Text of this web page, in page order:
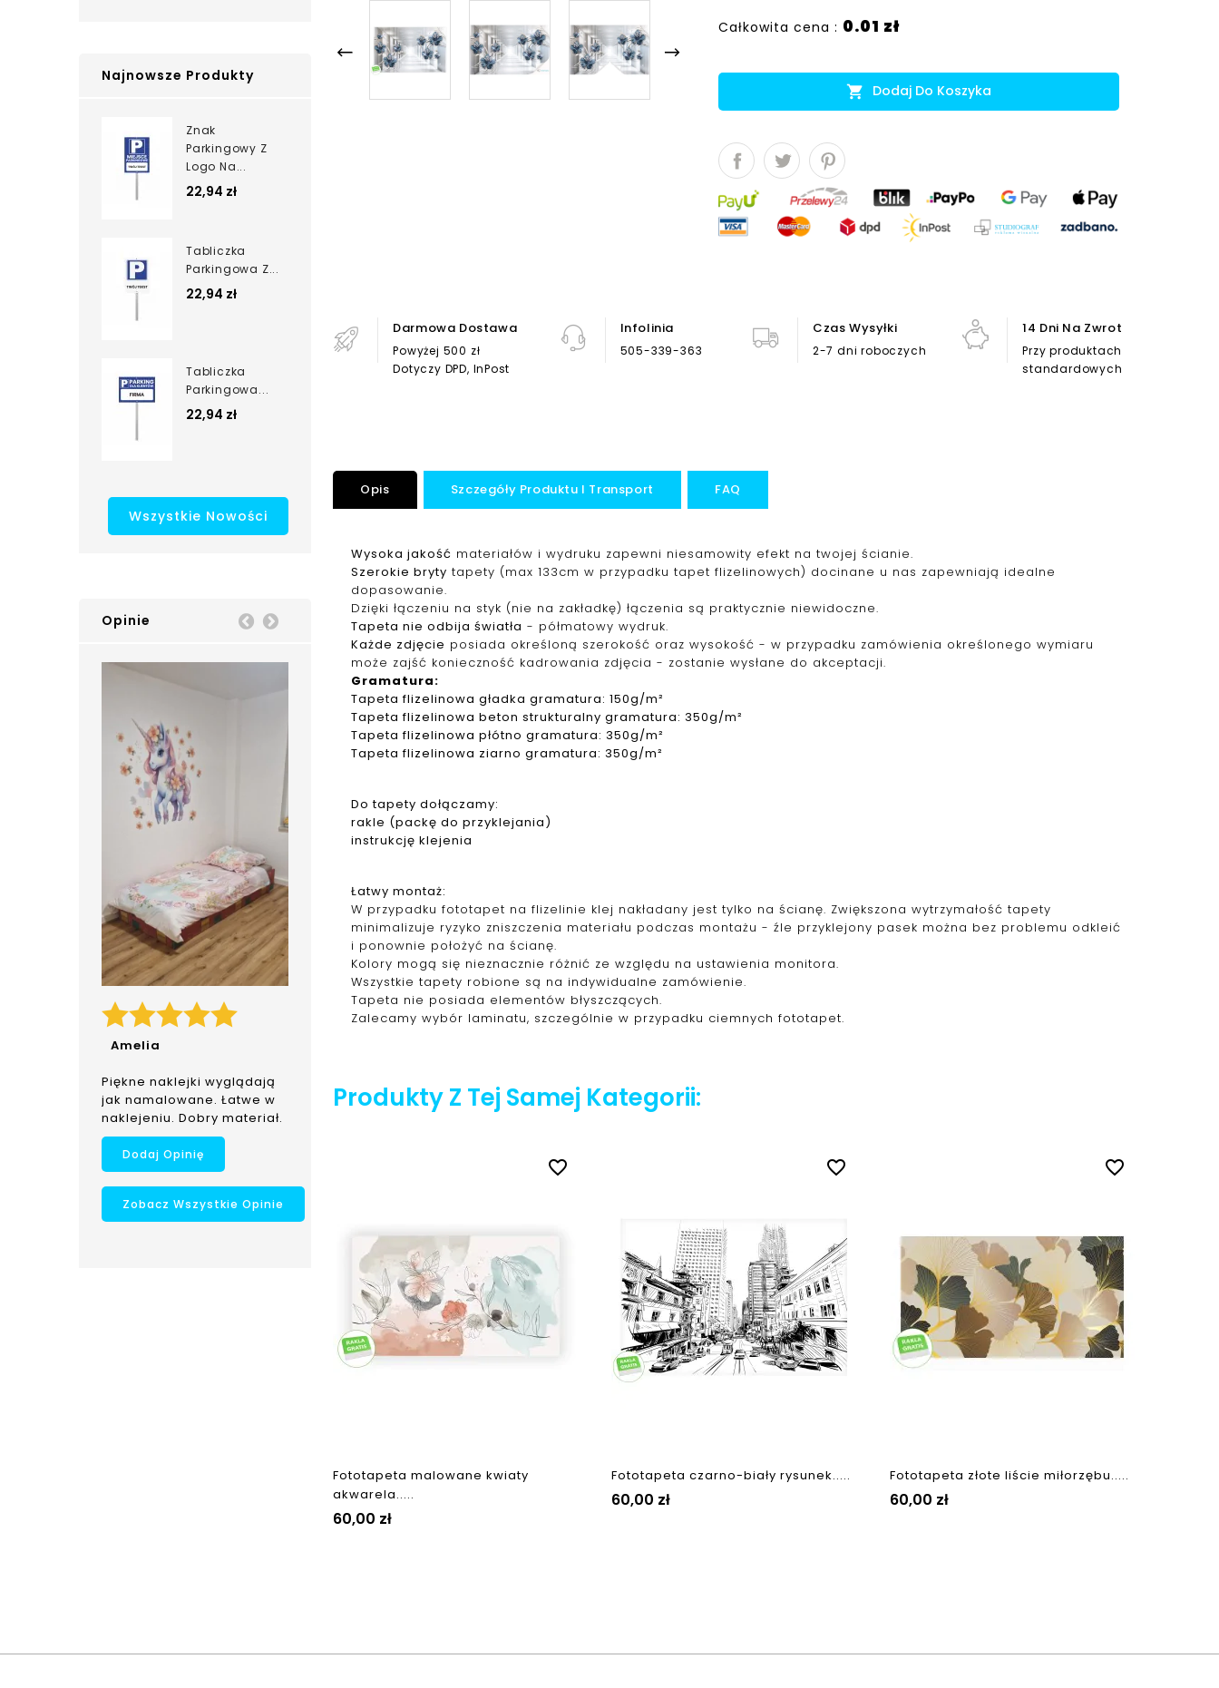
Najnowsze Produkty
Znak
Parkingowy Z
Logo Na...
22,94 zł
Tabliczka
Parkingowa Z...
22,94 zł
Tabliczka
Parkingowa...
22,94 zł
Wszystkie Nowości
Opinie
Amelia
Piękne naklejki wyglądają
jak namalowane. Łatwe w
naklejeniu. Dobry materiał.
Prev
Dodaj Opinię
Zobacz Wszystkie Opinie
Całkowita cena : 0.01 zł
 Dodaj Do Koszyka
Darmowa Dostawa
Powyżej 500 zł
Dotyczy DPD, InPost
Infolinia
505-339-363
Czas Wysyłki
2-7 dni roboczych
14 Dni Na Zwrot
Przy produktach
standardowych
Opis Szczegóły Produktu I Transport FAQ
Wysoka jakość materiałów i wydruku zapewni niesamowity efekt na twojej ścianie.
Szerokie bryty tapety (max 133cm w przypadku tapet flizelinowych) docinane u nas zapewniają idealne
dopasowanie.
Dzięki łączeniu na styk (nie na zakładkę) łączenia są praktycznie niewidoczne.
Tapeta nie odbija światła - półmatowy wydruk.
Każde zdjęcie posiada określoną szerokość oraz wysokość - w przypadku zamówienia określonego wymiaru
może zajść konieczność kadrowania zdjęcia - zostanie wysłane do akceptacji.
Gramatura:
Tapetaflizelinowa gładka gramatura: 150g/m²
Tapetaflizelinowa beton strukturalny gramatura: 350g/m²
Tapetaflizelinowa płótno gramatura: 350g/m²
Tapetaflizelinowa ziarno gramatura: 350g/m²
Do tapety dołączamy:
rakle (packę do przyklejania)
instrukcję klejenia
Łatwy montaż:
W przypadku fototapet na flizelinie klej nakładany jest tylko na ścianę. Zwiększona wytrzymałość tapety
minimalizuje ryzyko zniszczenia materiału podczas montażu - źle przyklejony pasek można bez problemu odkleić
i ponownie położyć na ścianę.
Kolory mogą się nieznacznie różnić ze względu na ustawienia monitora.
Wszystkie tapety robione są na indywidualne zamówienie.
Tapeta nie posiada elementów błyszczących.
Zalecamy wybór laminatu, szczególnie w przypadku ciemnych fototapet.
Produkty Z Tej Samej Kategorii:
favorite_border
Fototapeta malowane kwiaty
akwarela.....
Cena
60,00 zł
favorite_border
Fototapeta czarno-biały rysunek.....
Cena
60,00 zł
favorite_border
Fototapeta złote liście miłorzębu.....
Cena
60,00 zł